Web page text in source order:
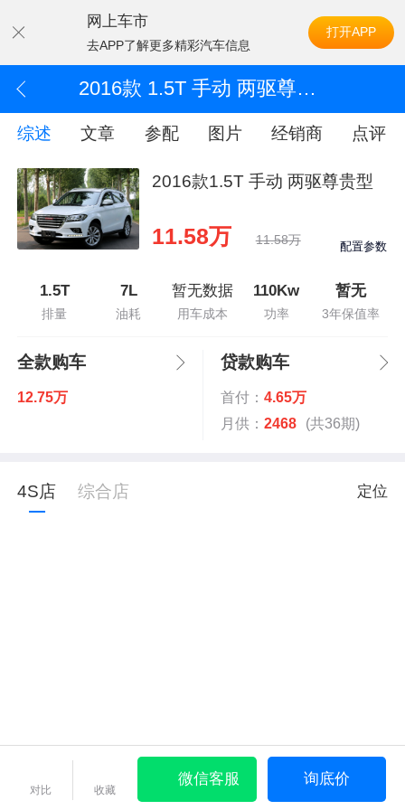
网上车市
去APP了解更多精彩汽车信息
打开APP
2016款 1.5T 手动 两驱尊贵型
综述 文章 参配 图片 经销商 点评
2016款1.5T 手动 两驱尊贵型
11.58万 11.58万 配置参数
1.5T
排量
7L
油耗
暂无数据
用车成本
110Kw
功率
暂无
3年保值率
全款购车
12.75万
贷款购车
首付： 4.65万
月供： 2468 (共36期)
4S店 综合店 定位
对比 收藏
微信客服 询底价